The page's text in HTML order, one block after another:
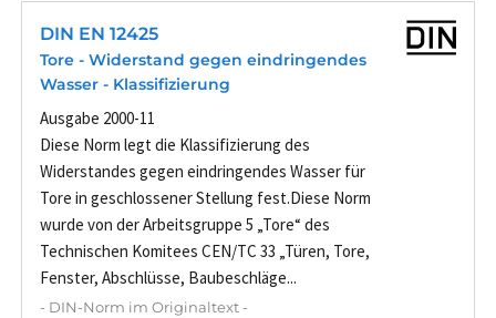
DIN EN 12425
Tore - Widerstand gegen eindringendes
Wasser - Klassifizierung
Ausgabe 2000-11
Diese Norm legt die Klassifizierung des
Widerstandes gegen eindringendes Wasser für
Tore in geschlossener Stellung fest.Diese Norm
wurde von der Arbeitsgruppe 5 „Tore“ des
Technischen Komitees CEN/TC 33 „Türen, Tore,
Fenster, Abschlüsse, Baubeschläge...
- DIN-Norm im Originaltext -